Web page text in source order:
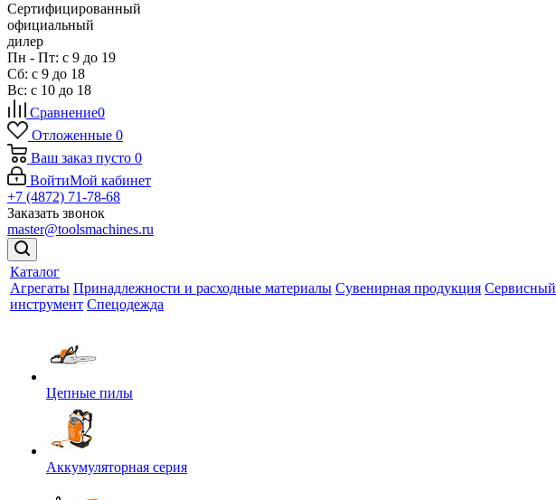
Сертифицированный
официальный
дилер
Пн - Пт: с 9 до 19
Сб: с 9 до 18
Вс: с 10 до 18
Сравнение0
Отложенные 0
Ваш заказ пусто 0
ВойтиМой кабинет
+7 (4872) 71-78-68
Заказать звонок
master@toolsmachines.ru
Каталог
Агрегаты Принадлежности и расходные материалы Сувенирная продукция Сервисный
инструмент Спецодежда
Цепные пилы
Аккумуляторная серия